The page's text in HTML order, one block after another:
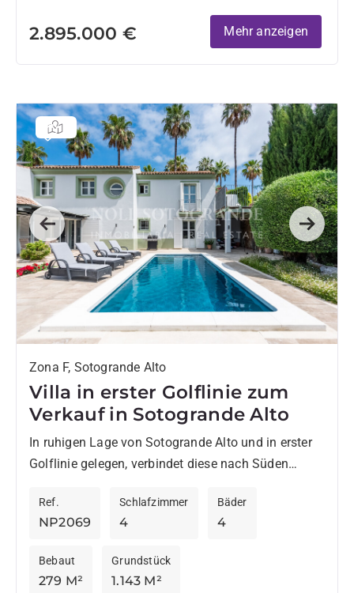
2.895.000 € Mehr anzeigen
Previous Next
Zona F, Sotogrande Alto
Villa in erster Golflinie zum
Verkauf in Sotogrande Alto
In ruhigen Lage von Sotogrande Alto und in erster
Golflinie gelegen, verbindet diese nach Süden
Ausblicke auf den Golfplatz....
NP2069
Ref.
4
Schlafzimmer
4
Bäder
279 M²
Bebaut
1.143 M²
Grundstück